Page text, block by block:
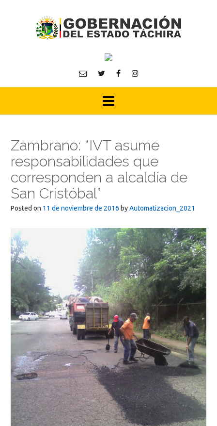
Zambrano: “IVT asume
responsabilidades que
corresponden a alcaldía de
San Cristóbal”
Posted on 11 de noviembre de 2016 byAutomatizacion_2021